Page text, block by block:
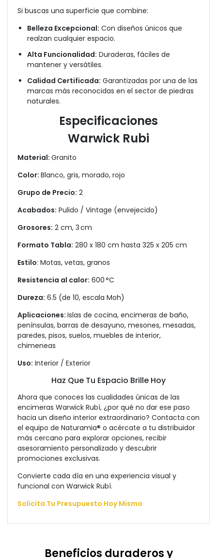
Si buscas una superficie que combine:
Belleza Excepcional: Con diseños únicos que
realzan cualquier espacio.
Alta Funcionalidad: Duraderas, fáciles de
mantener y versátiles.
Calidad Certificada: Garantizadas por una de las
marcas más reconocidas en el sector de piedras
naturales.
Especificaciones
Warwick Rubi
Material: Granito
Color: Blanco, gris, morado, rojo
Grupo de Precio: 2
Acabados: Pulido / Vintage (envejecido)
Grosores: 2 cm, 3 cm
Formato Tabla: 280 x 180 cm hasta 325 x 205 cm
Estilo: Motas, vetas, granos
Resistencia al calor: 600 °C
Dureza: 6.5 (de 10, escala Moh)
Aplicaciones: Islas de cocina, encimeras de baño,
penínsulas, barras de desayuno, mesones, mesadas,
paredes, pisos, suelos, muebles de interior,
chimeneas
Uso: Interior / Exterior
Haz Que Tu Espacio Brille Hoy
Ahora que conoces las cualidades únicas de las
encimeras Warwick Rubí, ¿por qué no dar ese paso
hacia un diseño interior extraordinario? Contacta con
el equipo de Naturamia® o acércate a tu distribuidor
más cercano para explorar opciones, recibir
asesoramiento personalizado y descubrir
promociones exclusivas.
Convierte cada día en una experiencia visual y
funcional con Warwick Rubí.
Solicita Tu Presupuesto Hoy Mismo
Beneficios duraderos y